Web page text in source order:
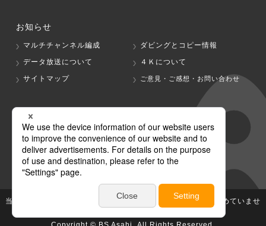
お知らせ
マルチチャンネル編成
ダビングとコピー情報
データ放送について
４Ｋについて
サイトマップ
ご意見・ご感想・お問い合わせ
グループ会社
テレビ朝日 テレ朝チャンネル
当社が著作権、著作隣接権を有する放送番組等の無断利用は認めていませ
ん。